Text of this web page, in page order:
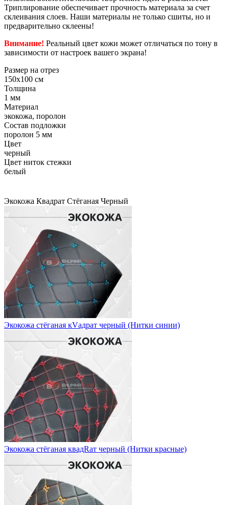
Триплирование обеспечивает прочность материала за счет
склеивания слоев. Наши материалы не только сшиты, но и
предварительно склеены!
Внимание! Реальный цвет кожи может отличаться по тону в
зависимости от настроек вашего экрана!
Размер на отрез
150x100 см
Толщина
1 мм
Материал
экокожа, поролон
Состав подложки
поролон 5 мм
Цвет
черный
Цвет ниток стежки
белый
Экокожа Квадрат Стёганая Черный
Экокожа стёганая кVадрат черный (Нитки синии)
Экокожа стёганая квадRат черный (Нитки красные)